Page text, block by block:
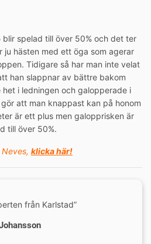
blir spelad till över 50% och det ter
ju hästen med ett öga som agerar
Tidigare så har man inte velat
han slappnar av bättre bakom
het i ledningen och galopperade i
att man knappast kan på honom
är ett plus men galopprisken är
till över 50%.
klicka här!
från Karlstad”